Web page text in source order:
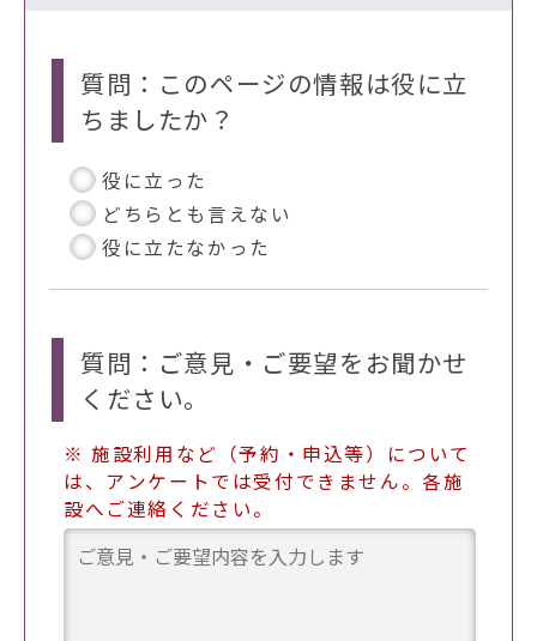
質問：このページの情報は役に立
ちましたか？
役に立った
どちらとも言えない
役に立たなかった
質問：ご意見・ご要望をお聞かせ
ください。
※ 施設利用など（予約・申込等）について
は、アンケートでは受付できません。各施
設へご連絡ください。